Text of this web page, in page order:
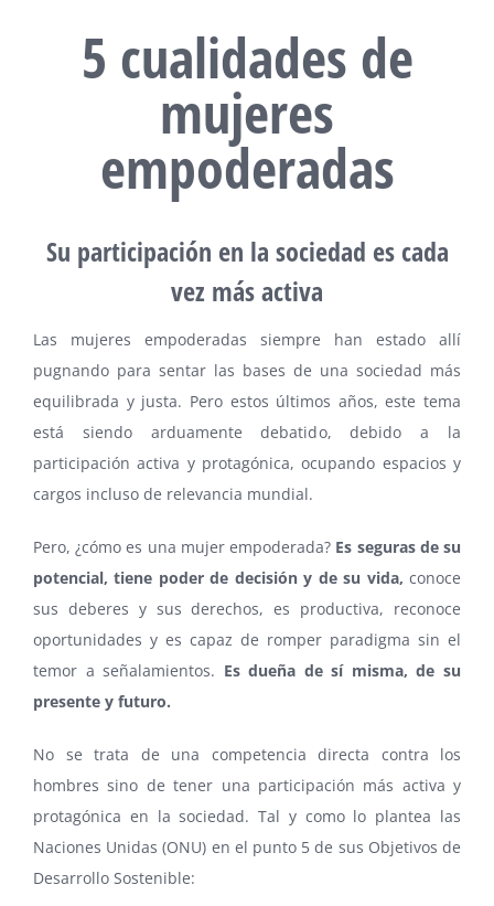
5 cualidades de
mujeres
empoderadas
Su participación en la sociedad es cada
vez más activa
Las mujeres empoderadas siempre han estado allí
pugnando para sentar las bases de una sociedad más
equilibrada y justa. Pero estos últimos años, este tema
está siendo arduamente debatido, debido a la
participación activa y protagónica, ocupando espacios y
cargos incluso de relevancia mundial.
Pero, ¿cómo es una mujer empoderada? Es seguras de su
potencial, tiene poder de decisión y de su vida, conoce
sus deberes y sus derechos, es productiva, reconoce
oportunidades y es capaz de romper paradigma sin el
temor a señalamientos. Es dueña de sí misma, de su
presente y futuro.
No se trata de una competencia directa contra los
hombres sino de tener una participación más activa y
protagónica en la sociedad. Tal y como lo plantea las
Naciones Unidas (ONU) en el punto 5 de sus Objetivos de
Desarrollo Sostenible: